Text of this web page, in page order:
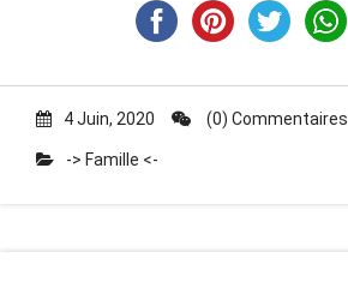
4 Juin, 2020 (0) Commentaires
-> Famille <-